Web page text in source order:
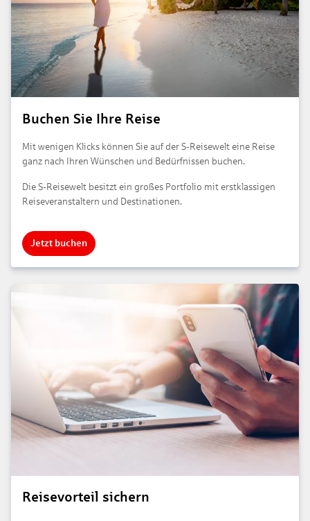
Buchen Sie Ihre Reise
Mit wenigen Klicks können Sie auf der S-Reisewelt eine Reise
ganz nach Ihren Wünschen und Bedürfnissen buchen.
Die S-Reisewelt besitzt ein großes Portfolio mit erstklassigen
Reiseveranstaltern und Destinationen.
Jetzt buchen
Reisevorteil sichern